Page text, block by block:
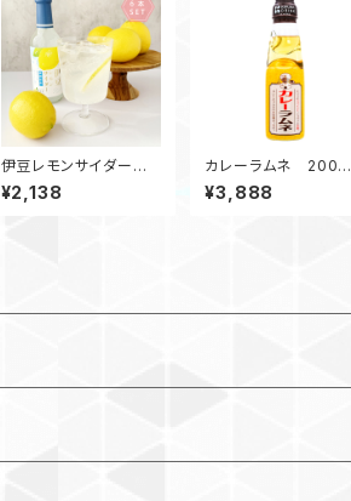
伊豆レモンサイダー 2
40ml ビン / 6本入
¥2,138
カレーラムネ 200ml
ビン / 18本入
¥3,888